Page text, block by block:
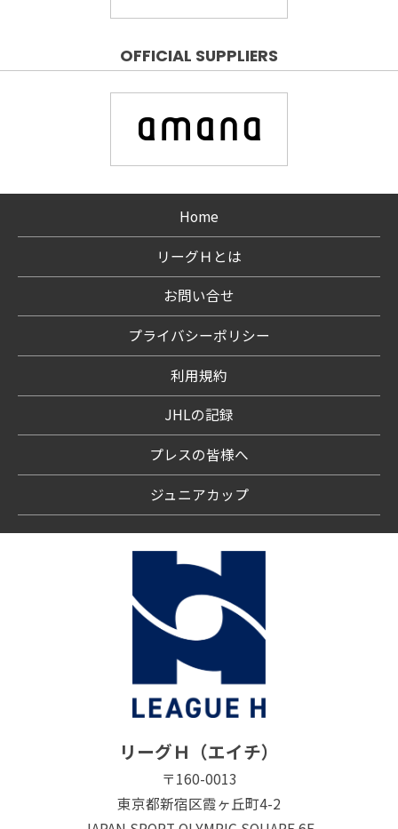
OFFICIAL SUPPLIERS
Home
リーグＨとは
お問い合せ
プライバシーポリシー
利用規約
JHLの記録
プレスの皆様へ
ジュニアカップ
リーグＨ（エイチ）
〒160-0013
東京都新宿区霞ヶ丘町4-2